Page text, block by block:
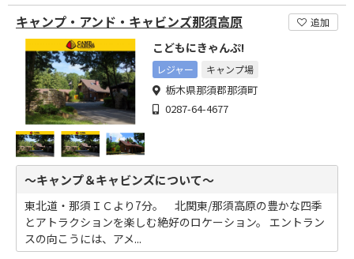
キャンプ・アンド・キャビンズ那須高原 追加
こどもにきゃんぷ!
レジャー キャンプ場
栃木県那須郡那須町
0287-64-4677
～キャンプ＆キャビンズについて～
東北道・那須ＩＣより7分。 北関東/那須高原の豊かな四季
とアトラクションを楽しむ絶好のロケーション。 エントラン
スの向こうには、アメ...